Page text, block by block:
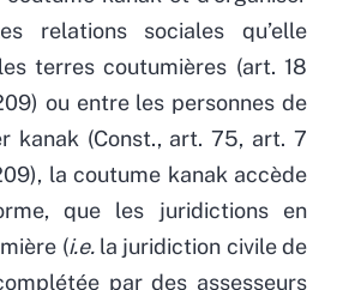
relations sociales qu’elle
terres coutumières (art. 18
ou entre les personnes de
kanak (Const., art. 75, art. 7
la coutume kanak accède
que les juridictions en
(i.e.la juridiction civile de
par des assesseurs